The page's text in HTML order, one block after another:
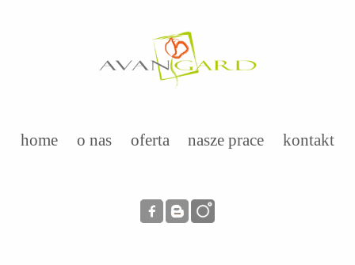
home o nas oferta nasze prace kontakt